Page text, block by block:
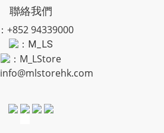
聯絡我們
：+852 94339000
： M_LS
：M_LStore
info@mlstorehk.com